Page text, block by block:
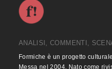
ANALISI, COMMENTI,
Formiche è un progetto
Messa nel 2004. Nato come